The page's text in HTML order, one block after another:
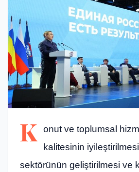
K onut ve toplumsal
kalitesinin
sektörünün geliştirilmesi ve